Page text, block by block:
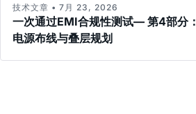
一次通过EMI合规性测试— 第4部分：
电源布线与叠层规划
技术文章 • 7月 23, 2026